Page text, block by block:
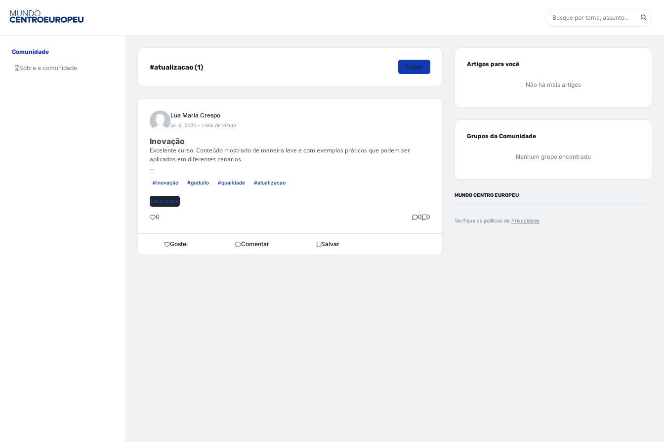
Comunidade
Sobre a comunidade #atualizacao (1) Seguir
Lua Maria Crespo
jul. 6, 2020 - 1 min de leitura
Inovação
Excelente curso. Conteúdo mostrado de maneira leve e com exemplos práticos que podem ser
aplicados em diferentes cenários.
...
#inovação #gratuito #qualidade #atualizacao
Leia mais
0 0 0
Gostei Comentar Salvar
Artigos para você
Não há mais artigos
Grupos da Comunidade
Nenhum grupo encontrado
MUNDO CENTRO EUROPEU
Verifique as políticas de Privacidade